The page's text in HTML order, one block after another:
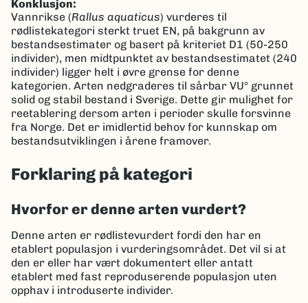
Konklusjon:
Vannrikse (Rallus aquaticus) vurderes til
rødlistekategori sterkt truet EN, på bakgrunn av
bestandsestimater og basert på kriteriet D1 (50-250
individer), men midtpunktet av bestandsestimatet (240
individer) ligger helt i øvre grense for denne
kategorien. Arten nedgraderes til sårbar VU° grunnet
solid og stabil bestand i Sverige. Dette gir mulighet for
reetablering dersom arten i perioder skulle forsvinne
fra Norge. Det er imidlertid behov for kunnskap om
bestandsutviklingen i årene framover.
Forklaring på kategori
Hvorfor er denne arten vurdert?
Denne arten er rødlistevurdert fordi den har en
etablert populasjon i vurderingsområdet. Det vil si at
den er eller har vært dokumentert eller antatt
etablert med fast reproduserende populasjon uten
opphav i introduserte individer.